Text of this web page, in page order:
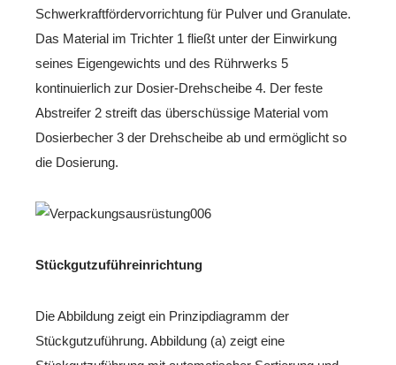
Schwerkraftfördervorrichtung für Pulver und Granulate.
Das Material im Trichter 1 fließt unter der Einwirkung
seines Eigengewichts und des Rührwerks 5
kontinuierlich zur Dosier-Drehscheibe 4. Der feste
Abstreifer 2 streift das überschüssige Material vom
Dosierbecher 3 der Drehscheibe ab und ermöglicht so
die Dosierung.
Stückgutzuführeinrichtung
Die Abbildung zeigt ein Prinzipdiagramm der
Stückgutzuführung. Abbildung (a) zeigt eine